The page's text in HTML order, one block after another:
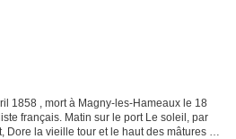
1858 , mort à Magny-les-Hameaux le 18
français. Matin sur le port Le soleil, par
la vieille tour et le haut des mâtures ;